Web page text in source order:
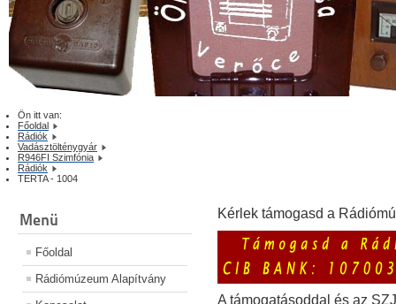
Ön itt van:
Főoldal
Rádiók
Vadásztölténygyár
R946FI Szimfónia
Rádiók
TERTA - 1004
Menü
Főoldal
Rádiómúzeum Alapítvány
Kérlek támogasd a
A támogatásoddal és az